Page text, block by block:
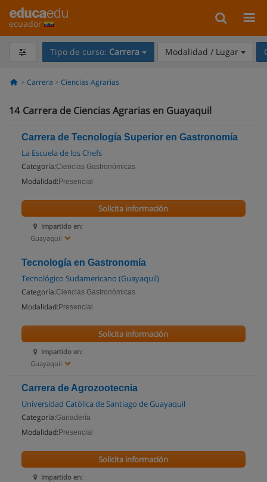
ecuador
Tipo de curso: Carrera Modalidad / Lugar
Carrera Ciencias Agrarias
14 Carrera de Ciencias Agrarias en Guayaquil
Carrera de Tecnología Superior en Gastronomía
La Escuela de los Chefs
Categoría:Ciencias Gastronómicas
Modalidad: Presencial
Impartido en:
Guayaquil
Solicita información
Tecnología en Gastronomía
Tecnológico Sudamericano (Guayaquil)
Categoría:Ciencias Gastronómicas
Modalidad: Presencial
Impartido en:
Guayaquil
Solicita información
Carrera de Agrozootecnia
Universidad Católica de Santiago de Guayaquil
Categoría:Ganadería
Modalidad: Presencial
Impartido en:
Solicita información